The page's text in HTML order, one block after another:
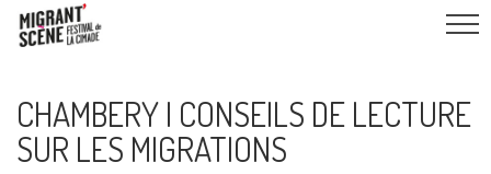
CHAMBERY I CONSEILS DE LECTURE
SUR LES MIGRATIONS